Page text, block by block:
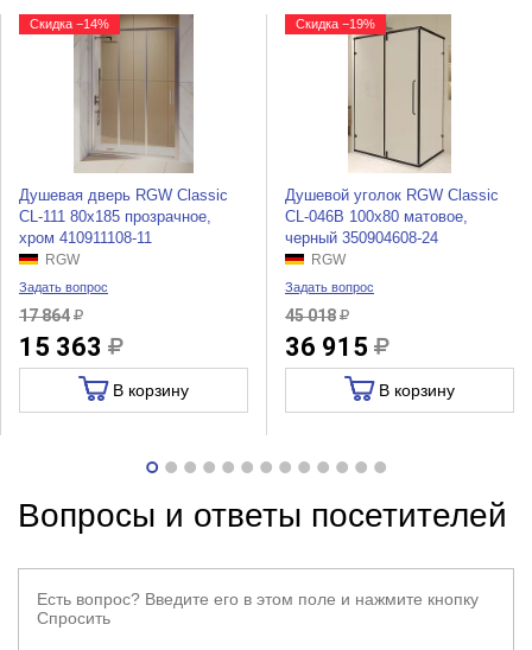
Скидка −14%
Душевая дверь RGW Classic
CL-111 80x185 прозрачное,
хром 410911108-11
RGW
Задать вопрос
17 864
15 363
В корзину
Скидка −19%
Душевой уголок RGW Classic
CL-046B 100x80 матовое,
черный 350904608-24
RGW
Задать вопрос
45 018
36 915
В корзину
Вопросы и ответы посетителей